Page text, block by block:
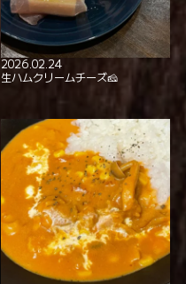
2026.02.24
生ハムクリームチーズ🧀